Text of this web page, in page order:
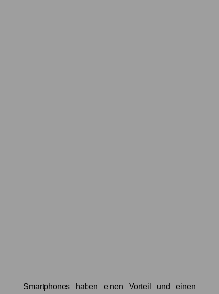
Smartphones haben einen Vorteil und einen